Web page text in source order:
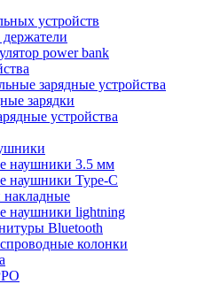
устройств
power bank
зарядные устройства
зарядки
устройства
наушники 3.5 мм
наушники Type-C
наушники lightning
Bluetooth
колонки